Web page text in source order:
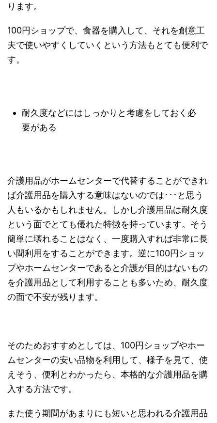
ります。
100円ショップで、食器を購入して、それを創意工
夫で使いやすくしていくという方法もとても便利で
す。
耐久度などにはしっかりと考慮をしておく必
要がある
介護用品がホームセンターで代替することができれ
ば介護用品を購入する意味はないのでは･･･と思う
人もいるかもしれません。しかし介護用品は耐久度
という面でとても優れた特徴を持っています。そう
簡単に壊れることはなく、一度購入すれば非常に長
い間利用をすることができます。逆に100円ショッ
プやホームセンターであると介護が目的はないもの
を介護用品として利用することも多いため、耐久度
の面で不安が残ります。
そのためおすすめとしては、100円ショップやホー
ムセンターの安い品物を利用して、様子を見て、使
えそう、便利とわかったら、本格的な介護用品を購
入する方法です。
また使う期間があまりにも短いと思われる介護用品